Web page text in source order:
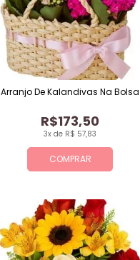
COMPRAR
3x de R$ 57,83
R$173,50
Arranjo De Kalandivas Na Bolsa